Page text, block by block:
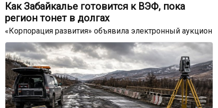
Как Забайкалье готовится к ВЭФ, пока
регион тонет в долгах
«Корпорация развития» объявила электронный аукцион